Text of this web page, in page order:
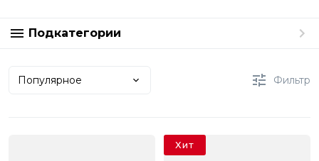
Подкатегории
Популярное Фильтр
Хит